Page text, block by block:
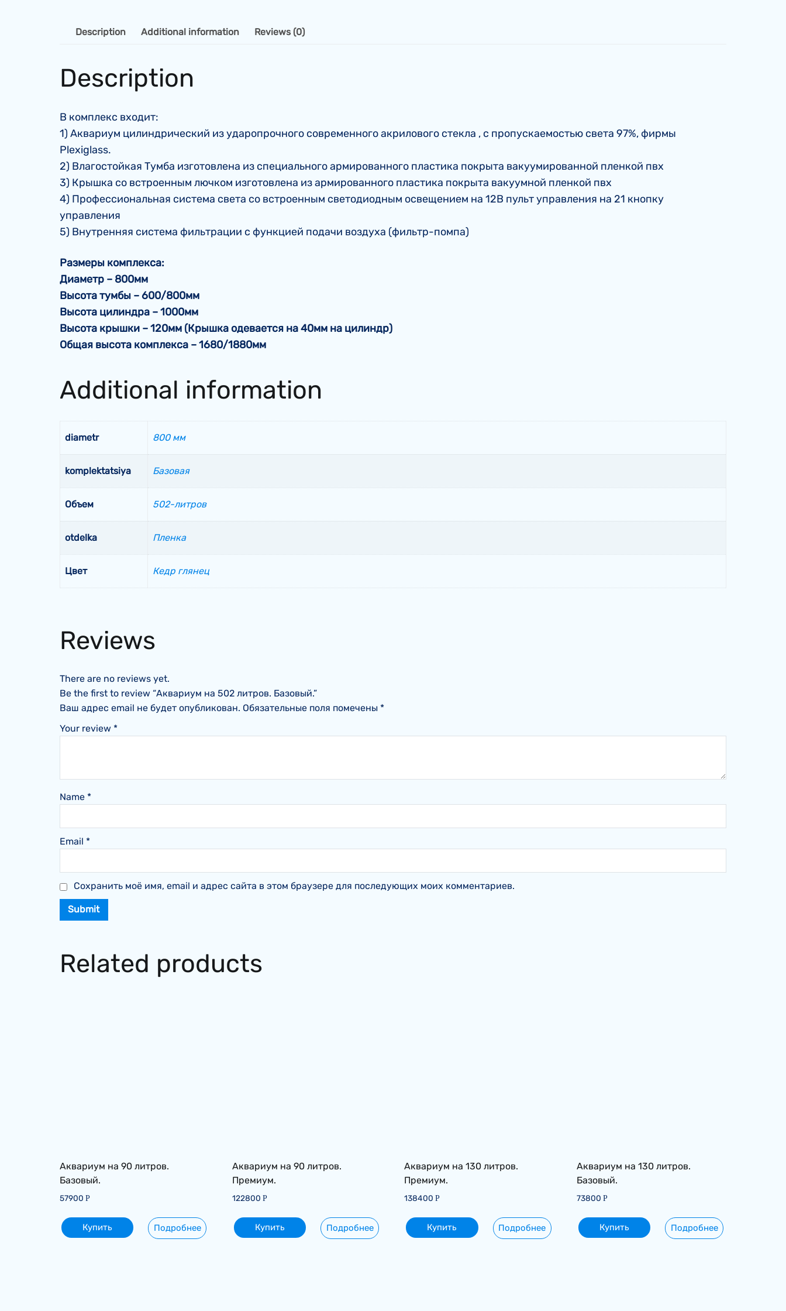
Description Additional information Reviews (0)
Description
В комплекс входит:
1) Аквариум цилиндрический из ударопрочного современного акрилового стекла , с пропускаемостью света 97%, фирмы
Plexiglass.
2) Влагостойкая Тумба изготовлена из специального армированного пластика покрыта вакуумированной пленкой пвх
3) Крышка со встроенным лючком изготовлена из армированного пластика покрыта вакуумной пленкой пвх
4) Профессиональная система света со встроенным светодиодным освещением на 12В пульт управления на 21 кнопку
управления
5) Внутренняя система фильтрации с функцией подачи воздуха (фильтр-помпа)
Размеры комплекса:
Диаметр – 800мм
Высота тумбы – 600/800мм
Высота цилиндра – 1000мм
Высота крышки – 120мм (Крышка одевается на 40мм на цилиндр)
Общая высота комплекса – 1680/1880мм
Additional information
diametr 800 мм
komplektatsiya Базовая
Объем 502-литров
otdelka Пленка
Цвет Кедр глянец
Reviews
There are no reviews yet.
Be the first to review “Аквариум на 502 литров. Базовый.”
Ваш адрес email не будет опубликован. Обязательные поля помечены *
Your review *
Name *
Email *
Сохранить моё имя, email и адрес сайта в этом браузере для последующих моих комментариев.
Related products
Аквариум на 90 литров.
Базовый.
57900 Р
Купить Подробнее
Аквариум на 90 литров.
Премиум.
122800 Р
Купить Подробнее
Аквариум на 130 литров.
Премиум.
138400Р
Купить Подробнее
Аквариум на 130 литров.
Базовый.
73800Р
Купить Подробнее